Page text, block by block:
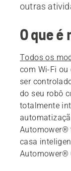
outras
O que é
Todos os
com Wi-Fi ou
ser
do seu robô
totalmente
Automower®
casa
Automower®